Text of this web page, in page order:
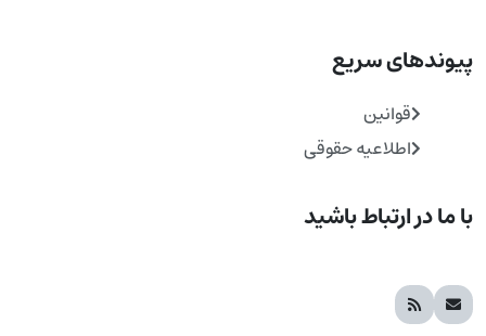
پیوندهای سریع
قوانین
اطلاعیه حقوقی
با ما در ارتباط باشید